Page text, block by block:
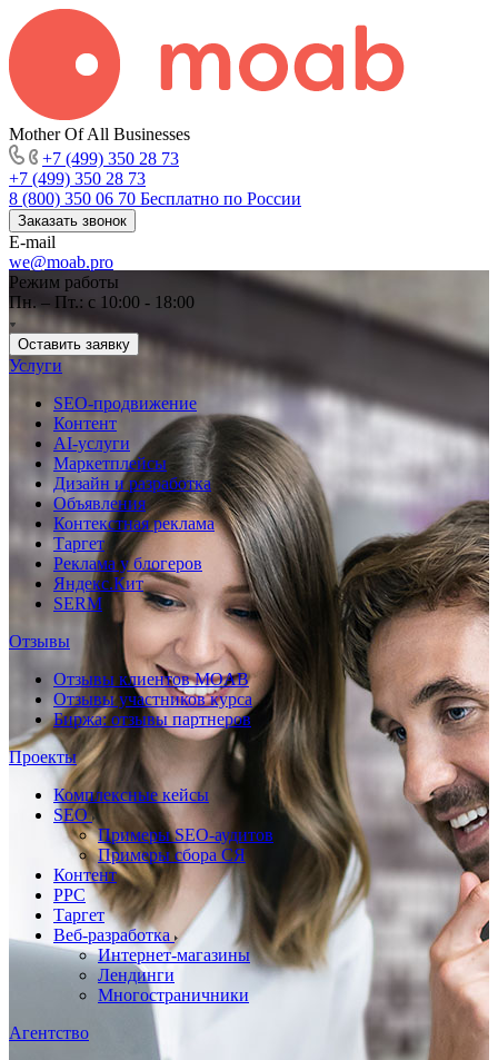
Mother Of All Businesses
+7 (499) 350 28 73
+7 (499) 350 28 73
8 (800) 350 06 70 Бесплатно по России
Заказать звонок
E-mail
we@moab.pro
Режим работы
Пн. – Пт.: с 10:00 - 18:00
Оставить заявку
Услуги
SEO-продвижение
Контент
AI-услуги
Маркетплейсы
Дизайн и разработка
Объявления
Контекстная реклама
Таргет
Реклама у блогеров
Яндекс.Кит
SERM
Отзывы
Отзывы клиентов MOAB
Отзывы участников курса
Биржа: отзывы партнеров
Проекты
Комплексные кейсы
SEO
Примеры SEO-аудитов
Примеры сбора СЯ
Контент
PPC
Таргет
Веб-разработка
Интернет-магазины
Лендинги
Многостраничники
Агентство